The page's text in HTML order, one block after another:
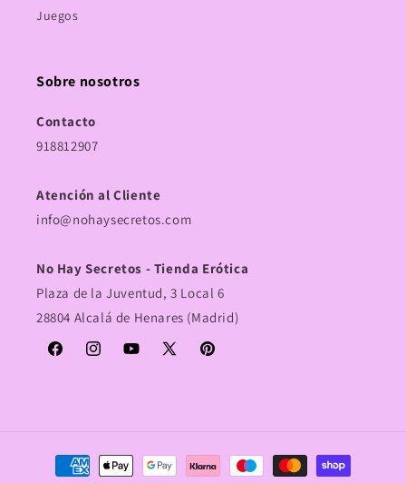
Juegos
Sobre nosotros
Contacto
918812907
Atención al Cliente
info@nohaysecretos.com
No Hay Secretos - Tienda Erótica
Plaza de la Juventud, 3 Local 6
28804 Alcalá de Henares (Madrid)
FacebookInstagramYouTube
X
Pinterest
Formas